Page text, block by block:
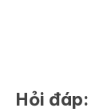
Hỏi đáp: